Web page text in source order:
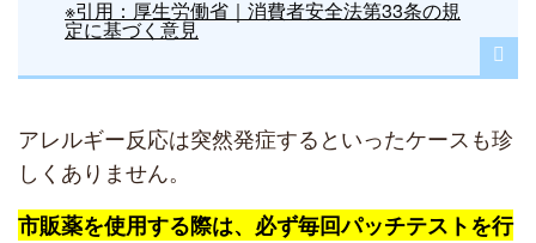
※引用：厚生労働省｜消費者安全法第33条の規
定に基づく意見
アレルギー反応は突然発症するといったケースも珍
しくありません。
市販薬を使用する際は、必ず毎回パッチテストを行